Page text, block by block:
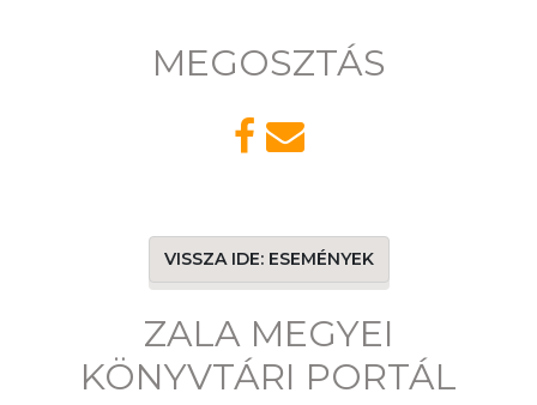
MEGOSZTÁS
VISSZA IDE: ESEMÉNYEK
ZALA MEGYEI
KÖNYVTÁRI PORTÁL